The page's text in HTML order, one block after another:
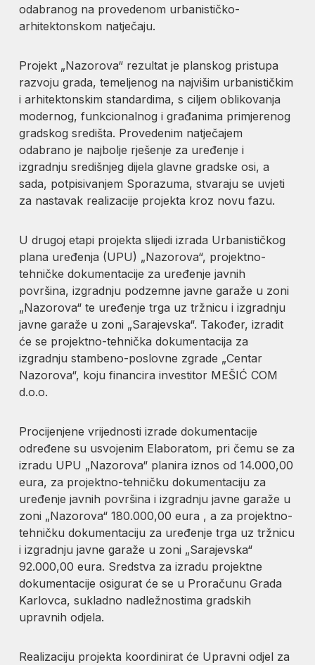
odabranog na provedenom urbanističko-
arhitektonskom natječaju.
Projekt „Nazorova“ rezultat je planskog pristupa
razvoju grada, temeljenog na najvišim urbanističkim
i arhitektonskim standardima, s ciljem oblikovanja
modernog, funkcionalnog i građanima primjerenog
gradskog središta. Provedenim natječajem
odabrano je najbolje rješenje za uređenje i
izgradnju središnjeg dijela glavne gradske osi, a
sada, potpisivanjem Sporazuma, stvaraju se uvjeti
za nastavak realizacije projekta kroz novu fazu.
U drugoj etapi projekta slijedi izrada Urbanističkog
plana uređenja (UPU) „Nazorova“, projektno-
tehničke dokumentacije za uređenje javnih
površina, izgradnju podzemne javne garaže u zoni
„Nazorova“ te uređenje trga uz tržnicu i izgradnju
javne garaže u zoni „Sarajevska“. Također, izradit
će se projektno-tehnička dokumentacija za
izgradnju stambeno-poslovne zgrade „Centar
Nazorova“, koju financira investitor MEŠIĆ COM
d.o.o.
Procijenjene vrijednosti izrade dokumentacije
određene su usvojenim Elaboratom, pri čemu se za
izradu UPU „Nazorova“ planira iznos od 14.000,00
eura, za projektno-tehničku dokumentaciju za
uređenje javnih površina i izgradnju javne garaže u
zoni „Nazorova“ 180.000,00 eura , a za projektno-
tehničku dokumentaciju za uređenje trga uz tržnicu
i izgradnju javne garaže u zoni „Sarajevska“
92.000,00 eura. Sredstva za izradu projektne
dokumentacije osigurat će se u Proračunu Grada
Karlovca, sukladno nadležnostima gradskih
upravnih odjela.
Realizaciju projekta koordinirat će Upravni odjel za